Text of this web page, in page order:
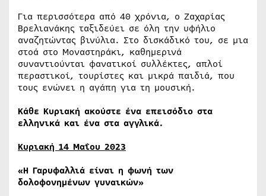
Για περισσότερα από 40 χρόνια, ο Ζαχαρίας
Βρελιανάκης ταξιδεύει σε όλη την υφήλιο
αναζητώντας βινύλια. Στο δισκάδικό του, σε μια
στοά στο Μοναστηράκι, καθημερινά
συναντιούνται φανατικοί συλλέκτες, απλοί
περαστικοί, τουρίστες και μικρά παιδιά, που
τους ενώνει η αγάπη για τη μουσική.
Κάθε Κυριακή ακούστε ένα επεισόδιο στα
ελληνικά και ένα στα αγγλικά.
Κυριακή 14 Μαΐου 2023
«Η Γαρυφαλλιά είναι η φωνή των
δολοφονημένων γυναικών»